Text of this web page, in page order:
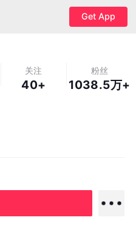
Get App
关注
40+
粉丝
1038.5万+